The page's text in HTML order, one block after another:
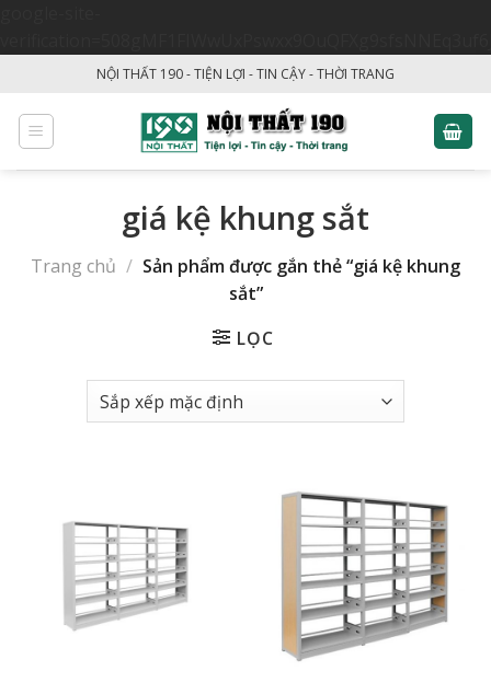
content
NỘI THẤT 190 - TIỆN LỢI - TIN CẬY - THỜI TRANG
giá kệ khung sắt
Trang chủ / Sản phẩm được gắn thẻ “giá kệ khung
sắt”
LỌC